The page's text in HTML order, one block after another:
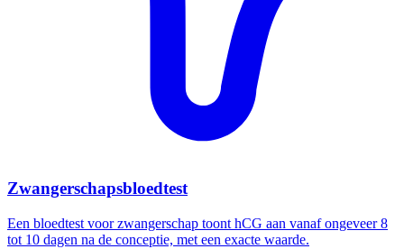
Zwangerschapsbloedtest
Een bloedtest voor zwangerschap toont hCG aan vanaf ongeveer 8
tot 10 dagen na de conceptie, met een exacte waarde.